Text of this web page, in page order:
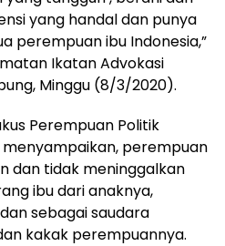
yang handal dan punya
perempuan ibu Indonesia,”
Ikatan Advokasi
Minggu (8/3/2020).
Perempuan Politik
menyampaikan, perempuan
dan tidak meninggalkan
ibu dari anaknya,
sebagai saudara
kakak perempuannya.